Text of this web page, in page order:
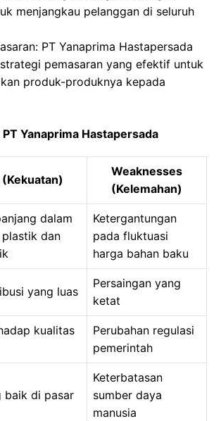
menjangkau pelanggan di seluruh
PT Yanaprima Hastapersada
pemasaran yang efektif untuk
produk-produknya kepada
Yanaprima Hastapersada
Weaknesses
(Kelemahan)
dalam
dan
Ketergantungan
pada fluktuasi
harga bahan baku
yang luas
Persaingan yang
ketat
kualitas
Perubahan regulasi
pemerintah
baik di pasar
Keterbatasan
sumber daya
manusia